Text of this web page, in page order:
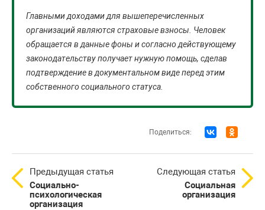
Главными доходами для вышеперечисленных
организаций являются страховые взносы. Человек
обращается в данные фоны и согласно действующему
законодательству получает нужную помощь, сделав
подтверждение в документальном виде перед этим
собственного социального статуса.
Поделиться:
Предыдущая статья
Социально-
психологическая
организация
Следующая статья
Социальная
организация